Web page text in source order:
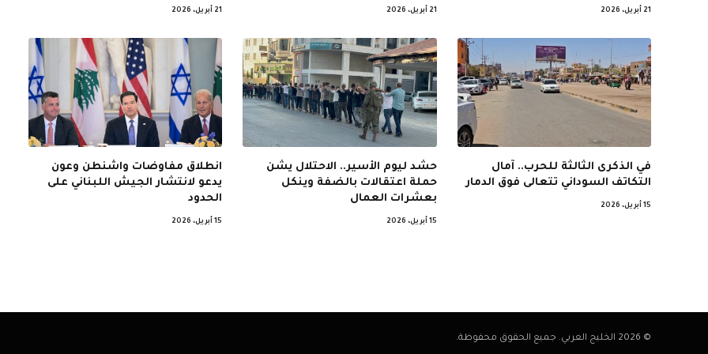
21 أبريل، 2026 21 أبريل، 2026 21 أبريل، 2026
في الذكرى الثالثة للحرب.. آمال
التكاتف السوداني تتعالى فوق الدمار
15 أبريل، 2026
حشد ليوم الأسير.. الاحتلال يشن
حملة اعتقالات بالضفة وينكل
بعشرات العمال
15 أبريل، 2026
انطلاق مفاوضات واشنطن وعون
يدعو لانتشار الجيش اللبناني على
الحدود
15 أبريل، 2026
© 2026 الخليج العربي. جميع الحقوق محفوظة.